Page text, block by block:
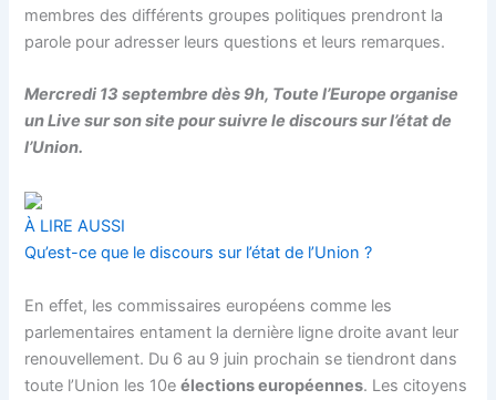
membres des différents groupes politiques prendront la
parole pour adresser leurs questions et leurs remarques.
Mercredi 13 septembre dès 9h, Toute l’Europe organise
un Live sur son site pour suivre le discours sur l’état de
l’Union.
À LIRE AUSSI
Qu’est-ce que le discours sur l’état de l’Union ?
En effet, les commissaires européens comme les
parlementaires entament la dernière ligne droite avant leur
renouvellement. Du 6 au 9 juin prochain se tiendront dans
toute l’Union les 10eélections européennes. Les citoyens